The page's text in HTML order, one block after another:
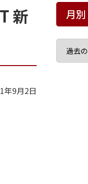
新
年9月2日
月別